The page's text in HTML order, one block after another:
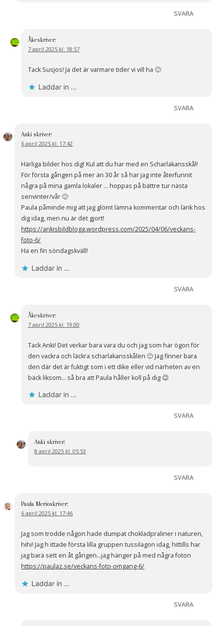
SVARA
Åkeskriver:
7 april 2025 kl. 18:57
Tack Susjos! Ja det är varmare tider vi vill ha 🙂
Laddar in …
SVARA
Anki skriver:
6 april 2025 kl. 17:42
Härliga bilder hos dig! Kul att du har med en Scharlakansskål!
För första gången på mer än 30 år så har jag inte återfunnit
några på mina gamla lokaler … hoppas på bättre tur nästa
senvinter/vår 🙂
Paula påminde mig att jag glömt lämna kommentar och länk hos
dig idag, men nu är det gjort!
https://ankisbildblogg.wordpress.com/2025/04/06/veckans-
foto-6/
Ha en fin söndagskväll!
Laddar in …
SVARA
Åkeskriver:
7 april 2025 kl. 19:00
Tack Anki! Det verkar bara vara du och jag som har ögon för
den vackra och läckra scharlakansskålen 🙂 Jag finner bara
den där det är fuktigt som i ett dike eller vid närheten av en
bäck liksom… så bra att Paula håller koll på dig 😉
Laddar in …
SVARA
Anki skriver:
8 april 2025 kl. 05:53
SVARA
Paula Merioskriver:
6 april 2025 kl. 17:46
Jag som trodde någon hade dumpat chokladpraliner i naturen,
hihi! Jag h ittade första lilla gruppen tussilagon idag, hittills har
jag bara sett en åt gången…jag hänger på med några foton
https://paulaz.se/veckans-foto-omgang-6/
Laddar in …
SVARA